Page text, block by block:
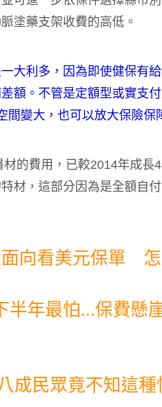
塗藥支架收費的高低。
大利多，因為即使健保有
額。不管是定額型或實支
間變大，也可以放大保險保
的費用，已較2014年成長
材，這部分因為是全額自
向看美元保單 怎
半年最怕...保費懸
成民眾竟不知這